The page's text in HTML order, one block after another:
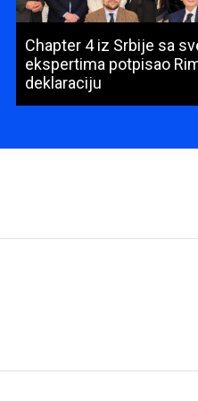
Chapter 4 iz Srbije sa
ekspertima potpisao
deklaraciju